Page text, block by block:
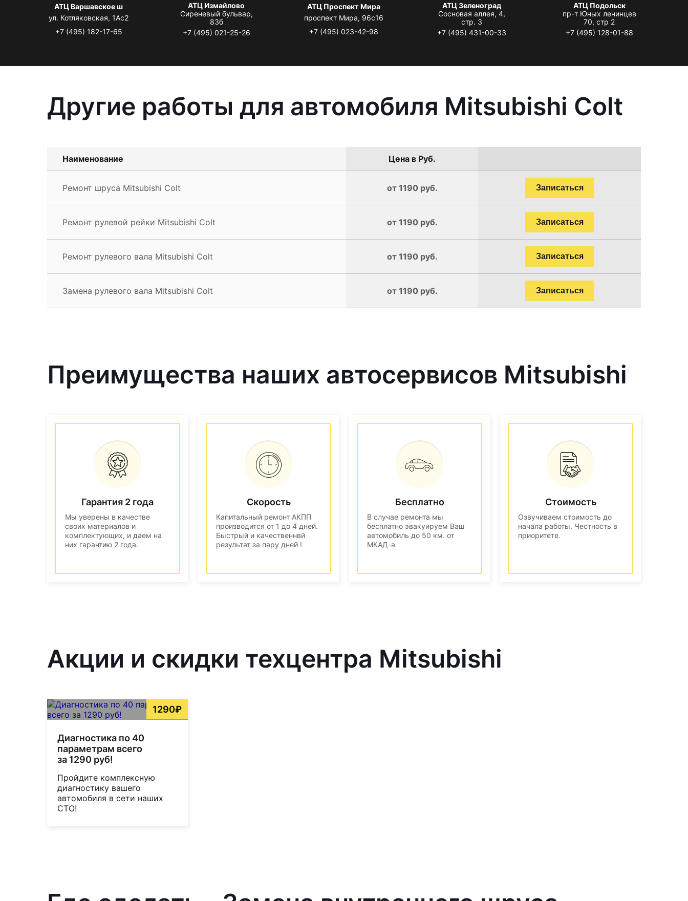
АТЦ Варшавское ш
ул. Котляковская, 1Ас2
+7 (495) 182-17-65
АТЦ Измайлово
Сиреневый бульвар,
83б
+7 (495) 021-25-26
АТЦ Проспект Мира
проспект Мира, 96с16
+7 (495) 023-42-98
АТЦ Зеленоград
Сосновая аллея, 4,
стр. 3
+7 (495) 431-00-33
АТЦ Подольск
пр-т Юных ленинцев
70, стр 2
+7 (495) 128-01-88
Другие работы для автомобиля Mitsubishi Colt
Наименование Цена в Руб.
Ремонт шруса Mitsubishi Colt от 1190 руб. Записаться
Ремонт рулевой рейки Mitsubishi Colt от 1190 руб. Записаться
Ремонт рулевого вала Mitsubishi Colt от 1190 руб. Записаться
Замена рулевого вала Mitsubishi Colt от 1190 руб. Записаться
Преимущества наших автосервисов Mitsubishi
Гарантия 2 года
Мы уверены в качестве
своих материалов и
комплектующих, и даем на
них гарантию 2 года.
Скорость
Капитальный ремонт АКПП
производится от 1 до 4 дней.
Быстрый и качественнвй
результат за пару дней !
Бесплатно
В случае ремонта мы
бесплатно эвакуируем Ваш
автомобиль до 50 км. от
МКАД-а
Стоимость
Озвучиваем стоимость до
начала работы. Честность в
приоритете.
Акции и скидки техцентра Mitsubishi
1290₽
Диагностика по 40
параметрам всего
за 1290 руб!
Пройдите комплексную
диагностику вашего
автомобиля в сети наших
СТО!